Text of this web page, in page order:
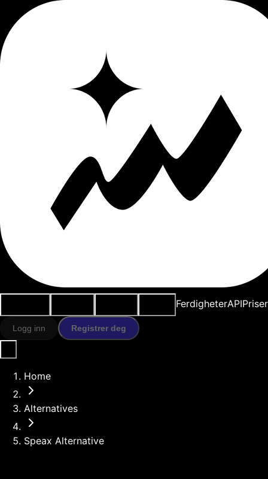
FerdigheterAPIPriser
Logg inn Registrer deg
Home
Alternatives
Speax Alternative